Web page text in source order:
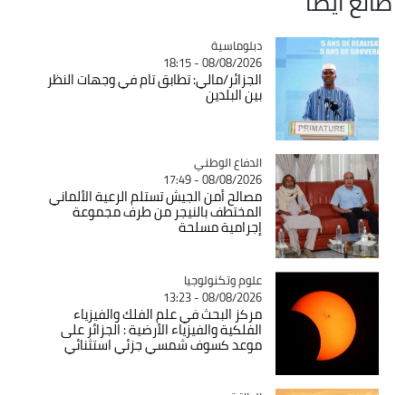
Catégorie
دبلوماسية
08/08/2026 - 18:15
الجزائر/مالي: تطابق تام في وجهات النظر
بين البلدين
Catégorie
الدفاع الوطني
08/08/2026 - 17:49
مصالح أمن الجيش تستلم الرعية الألماني
المختطف بالنيجر من طرف مجموعة
إجرامية مسلحة
Catégorie
علوم وتكنولوجيا
08/08/2026 - 13:23
مركز البحث في علم الفلك والفيزياء
الفلكية والفيزياء الأرضية : الجزائر على
موعد كسوف شمسي جزئي استثنائي